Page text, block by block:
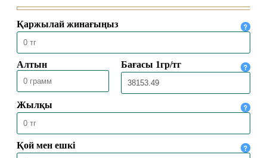
24.07.2026 1439
ҚОЛЖАЗБАЛАРДА ҰЛТТЫҢ
ҚҰНДЫЛЫҒЫ ҚАТТАЛҒАН
23.07.2026